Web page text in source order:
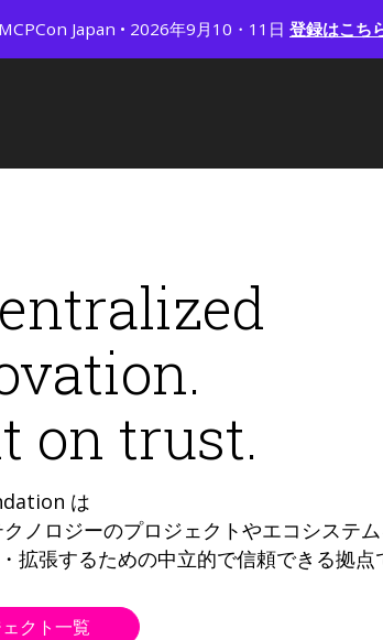
Japan • 2026年9月10・11日 登録はこち
on trust.
は
ノロジーのプロジェクトやエコシステ
拡張するための中立的で信頼できる拠点
クト一覧